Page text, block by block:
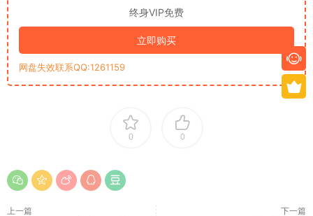
终身VIP免费
立即购买
网盘失效联系QQ:1261159
0 0
上一篇 下一篇